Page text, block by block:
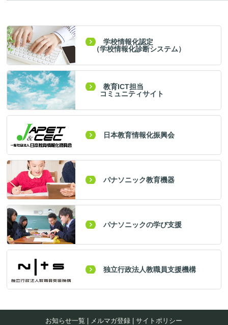
学校情報化認定
（学校情報化診断システム）
教育ICT担当
コミュニティサイト
日本教育情報化振興会
パナソニック教育機器
パナソニックの学び支援
独立行政法人教職員支援機構
お知らせ一覧 メルマガ登録 |サイトポリシー